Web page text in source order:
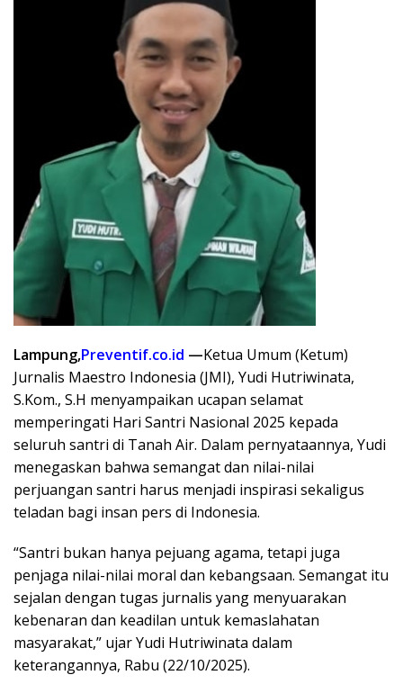
Lampung,Preventif.co.id —Ketua Umum (Ketum)
Jurnalis Maestro Indonesia (JMI), Yudi Hutriwinata,
S.Kom., S.H menyampaikan ucapan selamat
memperingati Hari Santri Nasional 2025 kepada
seluruh santri di Tanah Air. Dalam pernyataannya, Yudi
menegaskan bahwa semangat dan nilai-nilai
perjuangan santri harus menjadi inspirasi sekaligus
teladan bagi insan pers di Indonesia.
“Santri bukan hanya pejuang agama, tetapi juga
penjaga nilai-nilai moral dan kebangsaan. Semangat itu
sejalan dengan tugas jurnalis yang menyuarakan
kebenaran dan keadilan untuk kemaslahatan
masyarakat,” ujar Yudi Hutriwinata dalam
keterangannya, Rabu (22/10/2025).